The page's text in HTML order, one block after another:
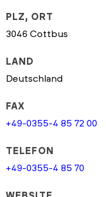
PLZ, ORT
3046 Cottbus
LAND
Deutschland
FAX
+49-0355-4 85 72 00
TELEFON
+49-0355-4 85 70